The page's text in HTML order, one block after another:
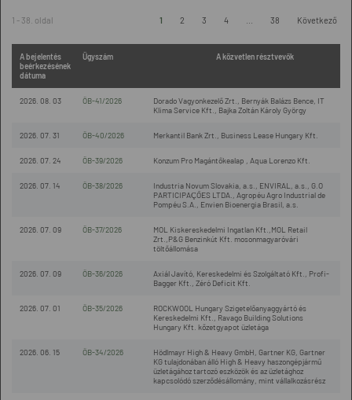
1 - 38. oldal 1 2 3 4 38 Következő
A bejelentés
beérkezésének
dátuma
Ügyszám A közvetlen résztvevők
2026. 08. 03 ÖB-41/2026
Dorado Vagyonkezelő Zrt., Bernyák Balázs Bence, IT
Klima Service Kft., Bajka Zoltán Károly György
2026. 07. 31 ÖB-40/2026 Merkantil Bank Zrt., Business Lease Hungary Kft.
2026. 07. 24 ÖB-39/2026 Konzum Pro Magántőkealap , Aqua Lorenzo Kft.
2026. 07. 14 ÖB-38/2026
Industria Novum Slovakia, a.s., ENVIRAL, a.s., G.O
PARTICIPAÇÕES LTDA., Agropéu Agro Industrial de
Pompéu S.A., Envien Bioenergia Brasil, a.s.
2026. 07. 09 ÖB-37/2026
MOL Kiskereskedelmi Ingatlan Kft.,MOL Retail
Zrt.,P&G Benzinkút Kft. mosonmagyaróvári
töltőállomása
2026. 07. 09 ÖB-36/2026
Axiál Javító, Kereskedelmi és Szolgáltató Kft., Profi-
Bagger Kft., Zéró Deficit Kft.
2026. 07. 01 ÖB-35/2026
ROCKWOOL Hungary Szigetelőanyaggyártó és
Kereskedelmi Kft., Ravago Building Solutions
Hungary Kft. kőzetgyapot üzletága
2026. 06. 15 ÖB-34/2026
Hödlmayr High & Heavy GmbH, Gartner KG, Gartner
KG tulajdonában álló High & Heavy haszongépjármű
üzletágához tartozó eszközök és az üzletághoz
kapcsolódó szerződésállomány, mint vállalkozásrész